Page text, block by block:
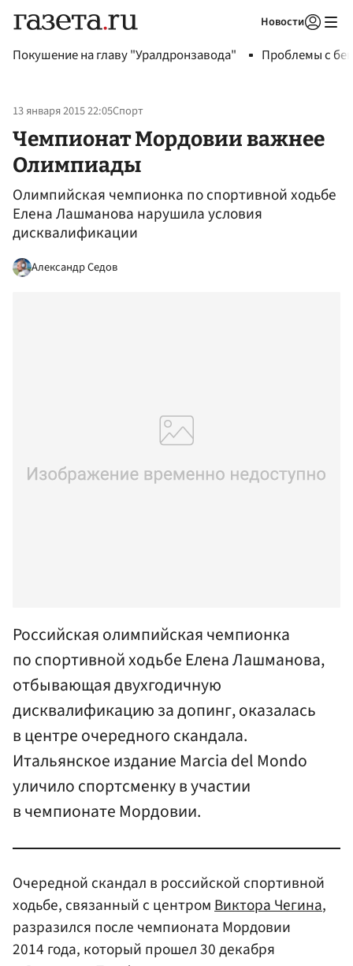
Новости
Покушение на главу "Уралдронзавода" Проблемы с
13 января 2015 22:05Спорт
Чемпионат Мордовии важнее
Олимпиады
Олимпийская чемпионка по спортивной ходьбе
Елена Лашманова нарушила условия
дисквалификации
Александр Седов
Российская олимпийская чемпионка
по спортивной ходьбе Елена Лашманова,
отбывающая двухгодичную
дисквалификацию за допинг, оказалась
в центре очередного скандала.
Итальянское издание Marcia del Mondo
уличило спортсменку в участии
в чемпионате Мордовии.
Очередной скандал в российской спортивной
ходьбе, связанный с центром Виктора Чегина,
разразился после чемпионата Мордовии
2014 года, который прошел 30 декабря